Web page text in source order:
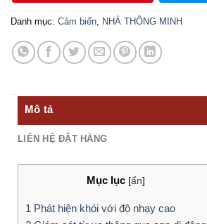
Danh mục: Cảm biến NHÀ THÔNG MINH
Mô tả
LIÊN HỆ ĐẶT HÀNG
Mục lục [ẩn]
1 Phát hiện khói với độ nhạy cao